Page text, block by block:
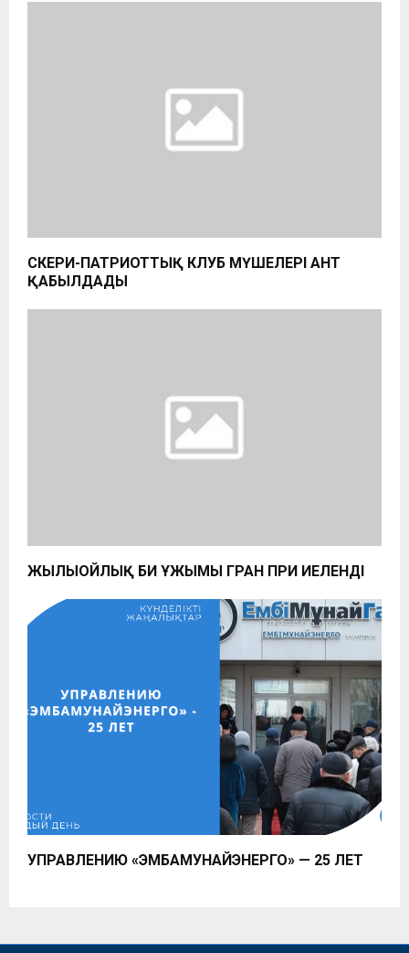
ӘСКЕРИ-ПАТРИОТТЫҚ КЛУБ МҮШЕЛЕРІ АНТ
ҚАБЫЛДАДЫ
ЖЫЛЫОЙЛЫҚ БИ ҰЖЫМЫ ГРАН ПРИ ИЕЛЕНДІ
УПРАВЛЕНИЮ «ЭМБАМУНАЙЭНЕРГО» — 25 ЛЕТ